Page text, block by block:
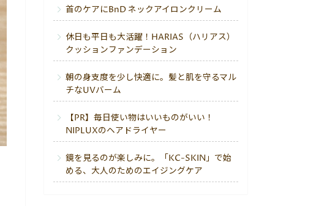
首のケアにBnD ネックアイロンクリーム
休日も平日も大活躍！HARIAS（ハリアス）
クッションファンデーション
朝の身支度を少し快適に。髪と肌を守るマル
チなUVバーム
【PR】毎日使い物はいいものがいい！
NIPLUXのヘアドライヤー
鏡を見るのが楽しみに。「KC-SKIN」で始
める、大人のためのエイジングケア